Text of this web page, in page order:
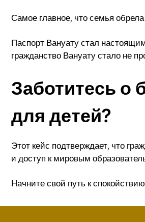
Самое главное, что семья
Паспорт Вануату стал
гражданство Вануату стало не
Заботитесь о
для детей?
Этот кейс подтверждает, что
и доступ к мировым
Начните свой путь к